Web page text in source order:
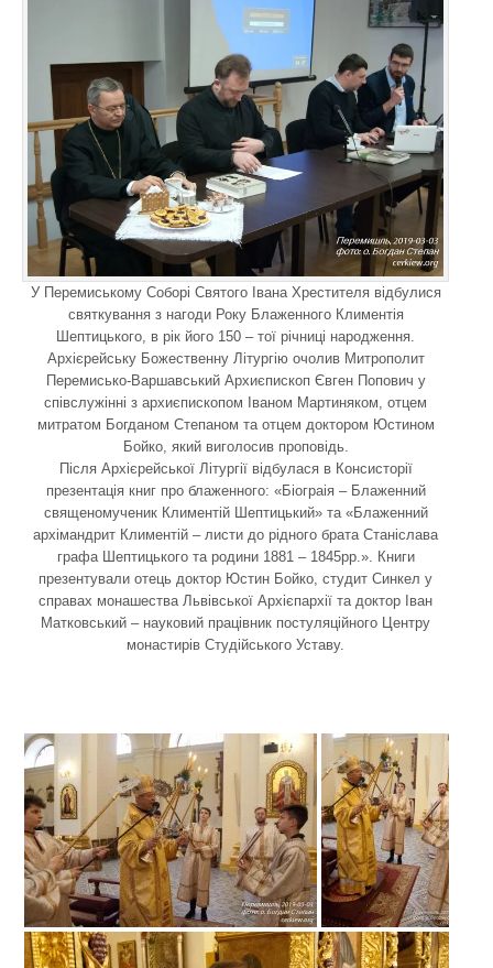
У Перемиському Соборі Святого Івана Хрестителя відбулися
святкування з нагоди Року Блаженного Климентія
Шептицького, в рік його 150 – тої річниці народження.
Архієрейську Божественну Літургію очолив Митрополит
Перемисько-Варшавський Архиєпископ Євген Попович у
співслужінні з архиєпископом Іваном Мартиняком, отцем
митратом Богданом Степаном та отцем доктором Юстином
Бойко, який виголосив проповідь.
Після Архієрейської Літургії відбулася в Консисторії
презентація книг про блаженного: «Біограія – Блаженний
священомученик Климентій Шептицький» та «Блаженний
архімандрит Климентій – листи до рідного брата Станіслава
графа Шептицького та родини 1881 – 1845рр.». Книги
презентували отець доктор Юстин Бойко, студит Синкел у
справах монашества Львівської Архієпархії та доктор Іван
Матковський – науковий працівник постуляційного Центру
монастирів Студійського Уставу.